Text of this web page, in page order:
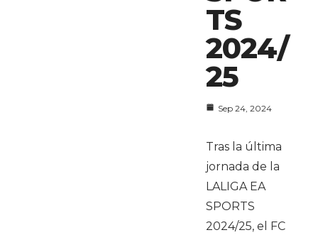
TS
2024/
25
Sep 24, 2024
Tras la última
jornada de la
LALIGA EA
SPORTS
2024/25, el FC